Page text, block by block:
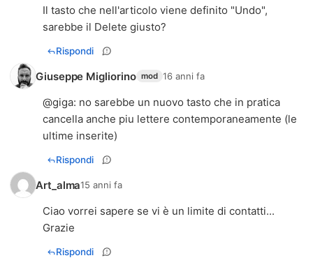
Il tasto che nell'articolo viene definito "Undo",
sarebbe il Delete giusto?
Rispondi
Giuseppe Migliorino mod 16 anni fa
@giga: no sarebbe un nuovo tasto che in pratica
cancella anche piu lettere contemporaneamente (le
ultime inserite)
Rispondi
Art_alma15 anni fa
Ciao vorrei sapere se vi è un limite di contatti...
Grazie
Rispondi